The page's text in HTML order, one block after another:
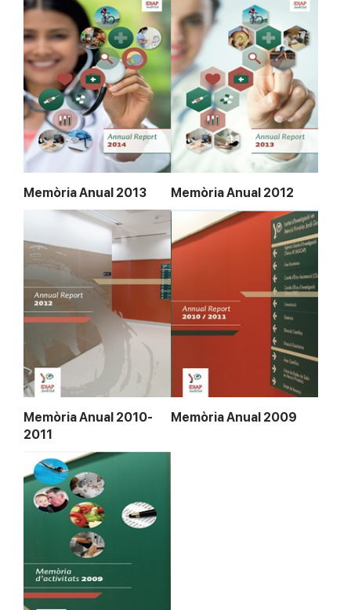
Memòria Anual 2013 Memòria Anual 2012
Memòria Anual 2010-
2011
Memòria Anual 2009